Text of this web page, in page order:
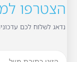
הצטרפו
נדאג לשלוח לכם